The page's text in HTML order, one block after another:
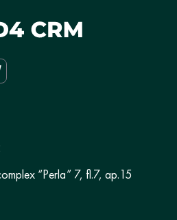
“Perla” 7, fl.7, ap.15